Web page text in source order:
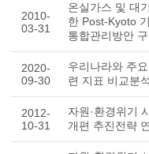
2010-
03-31
온실가스 및 대
한 Post-Kyoto
통합관리방안
2020-
09-30
우리나라와 주
련 지표 비교분석
2012-
10-31
자원·환경위기
개편 추진전략